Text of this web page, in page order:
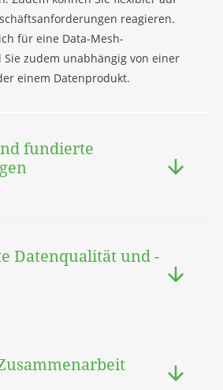
reagieren.
für eine Data-Mesh-
zudem unabhängig von einer
einem Datenprodukt.
fundierte
Datenqualität und -